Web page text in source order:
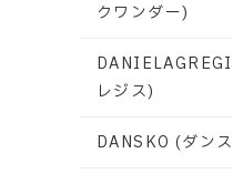
クワンダー)
レジス)
DANSKO (ダン